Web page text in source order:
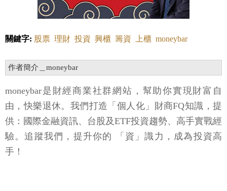
關鍵字: 股票 理財 投資 興櫃 籌資 上櫃 moneybar
作者簡介＿moneybar
moneybar是財經商業社群網站，幫助你實現財富自
由，快樂退休。我們打造「個人化」財商FQ知識，提
供：國際金融資訊、台股及ETF投資趨勢、高手實戰經
驗。追蹤我們，提升你的 「資」識力，成為投資高
手！